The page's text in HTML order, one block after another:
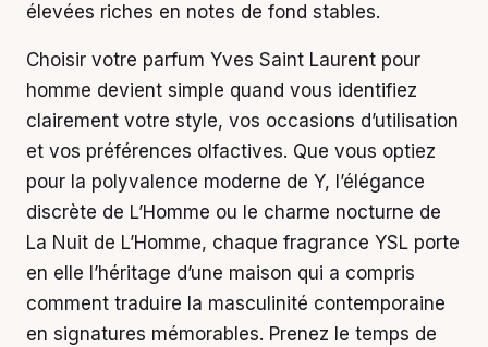
élevées riches en notes de fond stables.
Choisir votre parfum Yves Saint Laurent pour
homme devient simple quand vous identifiez
clairement votre style, vos occasions d’utilisation
et vos préférences olfactives. Que vous optiez
pour la polyvalence moderne de Y, l’élégance
discrète de L’Homme ou le charme nocturne de
La Nuit de L’Homme, chaque fragrance YSL porte
en elle l’héritage d’une maison qui a compris
comment traduire la masculinité contemporaine
en signatures mémorables. Prenez le temps de